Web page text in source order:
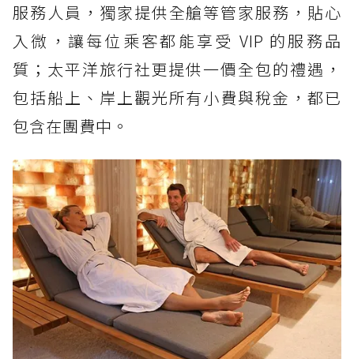
服務人員，獨家提供全艙等管家服務，貼心
入微，讓每位乘客都能享受 VIP 的服務品
質；太平洋旅行社更提供一價全包的禮遇，
包括船上、岸上觀光所有小費與稅金，都已
包含在團費中。